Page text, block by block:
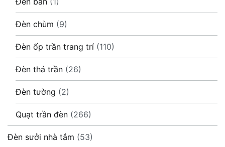
Đèn chùm (9)
Đèn ốp trần trang trí (110)
Đèn thả trần (26)
Đèn tường (2)
Quạt trần đèn (266)
Đèn sưởi nhà tắm (53)